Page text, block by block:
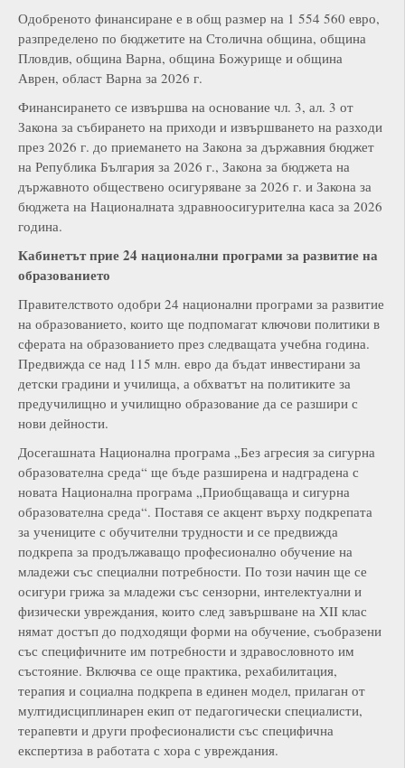
Одобреното финансиране е в общ размер на 1 554 560 евро,
разпределено по бюджетите на Столична община, община
Пловдив, община Варна, община Божурище и община
Аврен, област Варна за 2026 г.
Финансирането се извършва на основание чл. 3, ал. 3 от
Закона за събирането на приходи и извършването на разходи
през 2026 г. до приемането на Закона за държавния бюджет
на Република България за 2026 г., Закона за бюджета на
държавното обществено осигуряване за 2026 г. и Закона за
бюджета на Националната здравноосигурителна каса за 2026
година.
Кабинетът прие 24 национални програми за развитие на
образованието
Правителството одобри 24 национални програми за развитие
на образованието, които ще подпомагат ключови политики в
сферата на образованието през следващата учебна година.
Предвижда се над 115 млн. евро да бъдат инвестирани за
детски градини и училища, а обхватът на политиките за
предучилищно и училищно образование да се разшири с
нови дейности.
Досегашната Национална програма „Без агресия за сигурна
образователна среда“ ще бъде разширена и надградена с
новата Национална програма „Приобщаваща и сигурна
образователна среда“. Поставя се акцент върху подкрепата
за учениците с обучителни трудности и се предвижда
подкрепа за продължаващо професионално обучение на
младежи със специални потребности. По този начин ще се
осигури грижа за младежи със сензорни, интелектуални и
физически увреждания, които след завършване на XII клас
нямат достъп до подходящи форми на обучение, съобразени
със специфичните им потребности и здравословното им
състояние. Включва се още практика, рехабилитация,
терапия и социална подкрепа в единен модел, прилаган от
мултидисциплинарен екип от педагогически специалисти,
терапевти и други професионалисти със специфична
експертиза в работата с хора с увреждания.